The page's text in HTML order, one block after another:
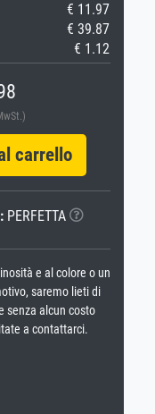
€ 11.97
€ 39.87
€ 1.12
carrello
PERFETTA
e al colore o un
saremo lieti di
senza alcun costo
a contattarci.